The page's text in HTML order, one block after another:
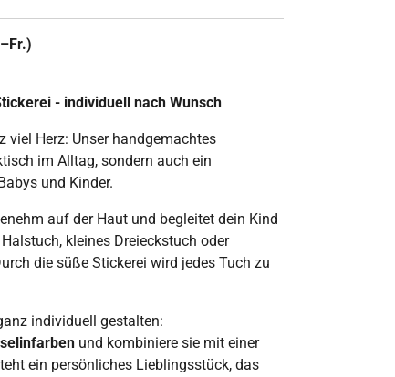
- individuell nach Wunsch
viel Herz: Unser handgemachtes
im Alltag, sondern auch ein
und Kinder.
auf der Haut und begleitet dein Kind
kleines Dreieckstuch oder
die süße Stickerei wird jedes Tuch zu
individuell gestalten:
und kombiniere sie mit einer
ein persönliches Lieblingsstück, das